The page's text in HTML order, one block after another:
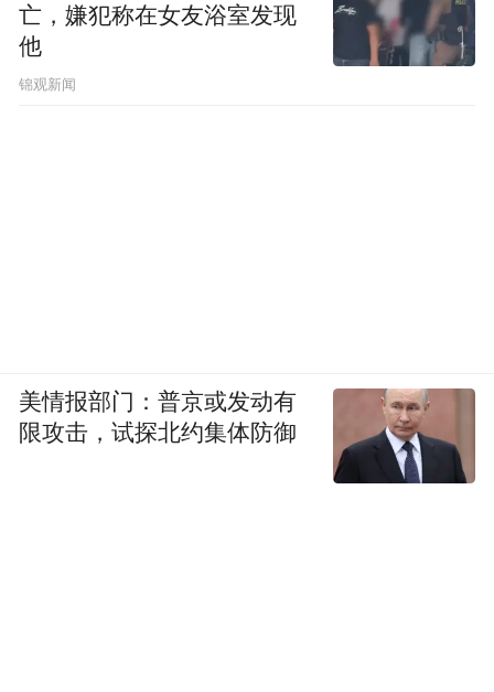
亡，嫌犯称在女友浴室发现
他
锦观新闻
美情报部门：普京或发动有
限攻击，试探北约集体防御